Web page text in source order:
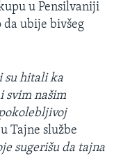
u Pensilvaniji
da ubije bivšeg
su hitali ka
svim našim
Tajne službe
sugerišu da tajna